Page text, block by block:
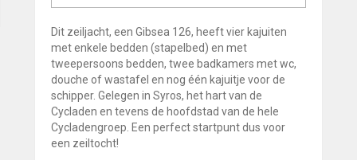
Dit zeiljacht, een Gibsea 126, heeft vier kajuiten
met enkele bedden (stapelbed) en met
tweepersoons bedden, twee badkamers met wc,
douche of wastafel en nog één kajuitje voor de
schipper. Gelegen in Syros, het hart van de
Cycladen en tevens de hoofdstad van de hele
Cycladengroep. Een perfect startpunt dus voor
een zeiltocht!